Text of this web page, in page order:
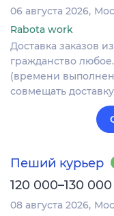
06 августа 2026
Rabota work
Доставка заказов
гражданство
(времени
совмещать
Пеший курьер
120 000–130 000
08 августа 2026